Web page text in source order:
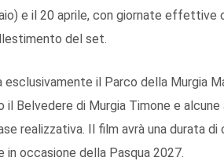
e il 20 aprile, con giornate effettive
del set.
il Parco della Murgia
Belvedere di Murgia Timone e
realizzativa. Il film avrà una durata
in occasione della Pasqua 2027.